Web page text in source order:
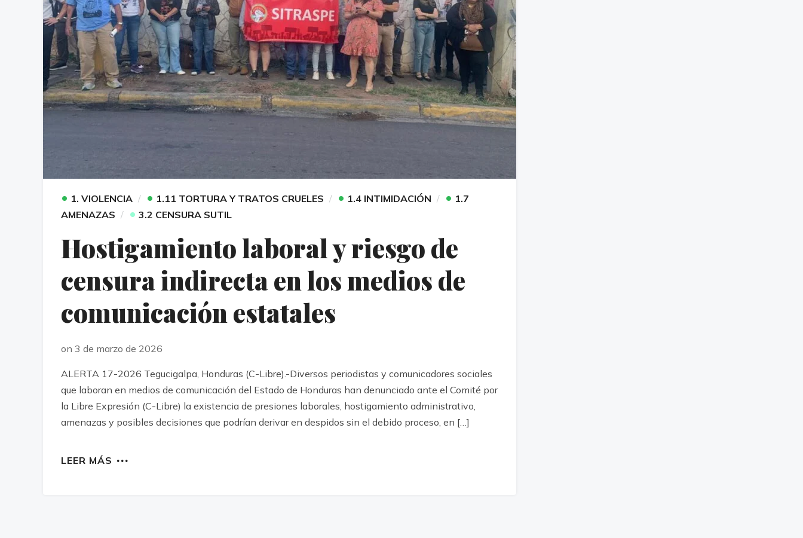
• 1. VIOLENCIA • 1.11 TORTURA Y TRATOS CRUELES • 1.4 INTIMIDACIÓN • 1.7
AMENAZAS
• 3.2 CENSURA SUTIL
Hostigamiento laboral y riesgo de
censura indirecta en los medios de
comunicación estatales
on 3 de marzo de 2026
ALERTA 17-2026 Tegucigalpa, Honduras (C-Libre).-Diversos periodistas y comunicadores sociales
que laboran en medios de comunicación del Estado de Honduras han denunciado ante el Comité por
la Libre Expresión (C-Libre) la existencia de presiones laborales, hostigamiento administrativo,
amenazas y posibles decisiones que podrían derivar en despidos sin el debido proceso, en […]
LEER MÁS